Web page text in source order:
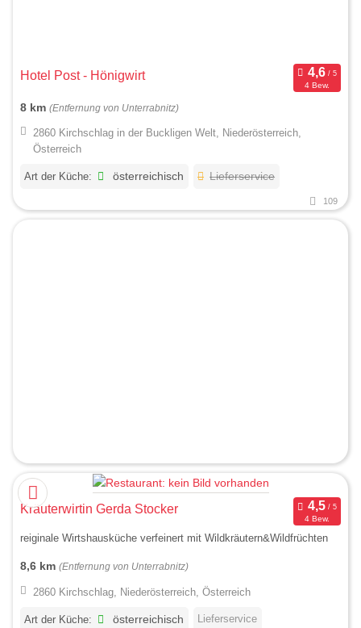
Hotel Post - Hönigwirt
4 Bew.
8 km (Entfernung von Unterrabnitz)
2860 Kirchschlag in der Buckligen Welt, Niederösterreich,
Österreich
Art der Küche: österreichisch Lieferservice
109
Kräuterwirtin Gerda Stocker
4 Bew.
reiginale Wirtshausküche verfeinert mit Wildkräutern&Wildfrüchten
8,6 km (Entfernung von Unterrabnitz)
2860 Kirchschlag, Niederösterreich, Österreich
Art der Küche: österreichisch Lieferservice